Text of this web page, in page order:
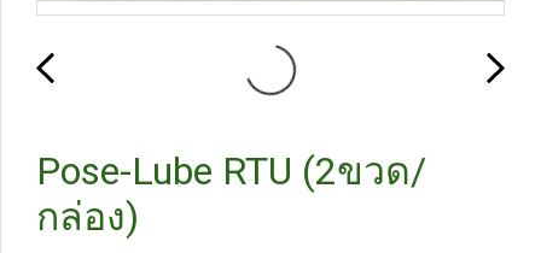
Pose-Lube RTU (2ขวด/
กล่อง)